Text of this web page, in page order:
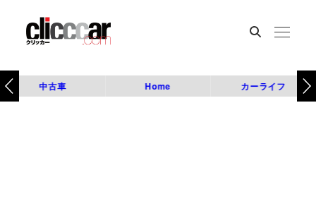
中古車 Home カーライフ